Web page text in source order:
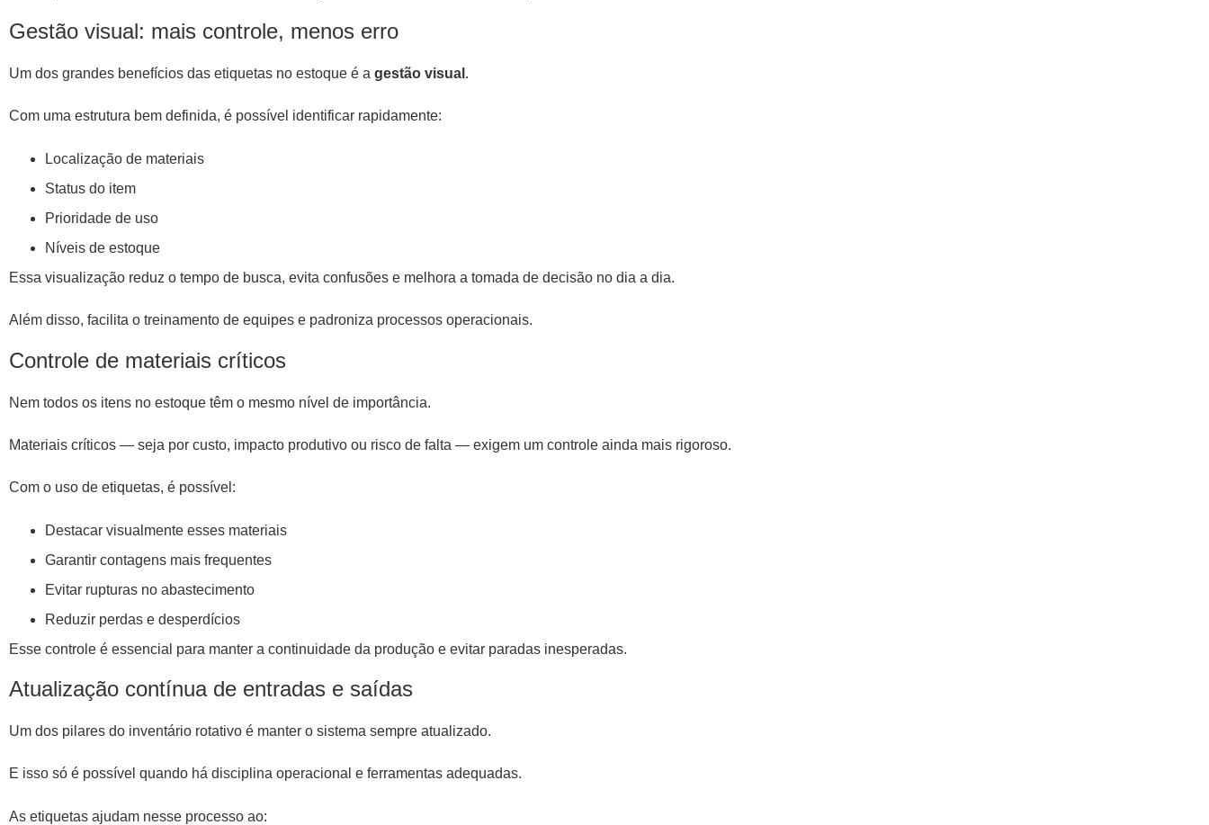
Gestão visual: mais controle, menos erro
Um dos grandes benefícios das etiquetas no estoque é a gestão visual .
Com uma estrutura bem definida, é possível identificar rapidamente:
Localização de materiais
Status do item
Prioridade de uso
Níveis de estoque
Essa visualização reduz o tempo de busca, evita confusões e melhora a tomada de decisão no dia a dia.
Além disso, facilita o treinamento de equipes e padroniza processos operacionais.
Controle de materiais críticos
Nem todos os itens no estoque têm o mesmo nível de importância.
Materiais críticos — seja por custo, impacto produtivo ou risco de falta — exigem um controle ainda mais rigoroso.
Com o uso de etiquetas, é possível:
Destacar visualmente esses materiais
Garantir contagens mais frequentes
Evitar rupturas no abastecimento
Reduzir perdas e desperdícios
Esse controle é essencial para manter a continuidade da produção e evitar paradas inesperadas.
Atualização contínua de entradas e saídas
Um dos pilares do inventário rotativo é manter o sistema sempre atualizado.
E isso só é possível quando há disciplina operacional e ferramentas adequadas.
As etiquetas ajudam nesse processo ao: